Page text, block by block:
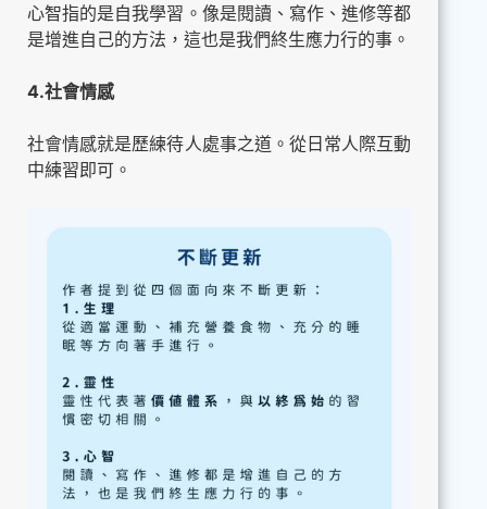
心智指的是自我學習。像是閱讀、寫作、進修等都
是增進自己的方法，這也是我們終生應力行的事。
4.社會情感
社會情感就是歷練待人處事之道。從日常人際互動
中練習即可。